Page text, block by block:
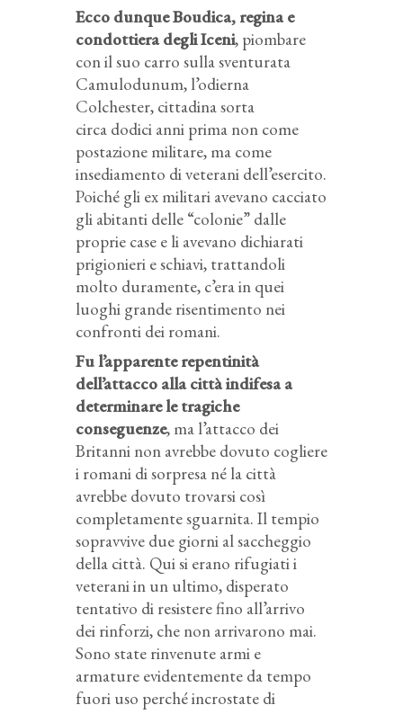
Ecco dunque Boudica, regina e
condottiera degli Iceni, piombare
con il suo carro sulla sventurata
Camulodunum, l’odierna
Colchester, cittadina sorta
circa dodici anni prima non come
postazione militare, ma come
insediamento di veterani dell’esercito.
Poiché gli ex militari avevano cacciato
gli abitanti delle “colonie” dalle
proprie case e li avevano dichiarati
prigionieri e schiavi, trattandoli
molto duramente, c’era in quei
luoghi grande risentimento nei
confronti dei romani.
Fu l’apparente repentinità
dell’attacco alla città indifesa a
determinare le tragiche
conseguenze, ma l’attacco dei
Britanni non avrebbe dovuto cogliere
i romani di sorpresa né la città
avrebbe dovuto trovarsi così
completamente sguarnita. Il tempio
sopravvive due giorni al saccheggio
della città. Qui si erano rifugiati i
veterani in un ultimo, disperato
tentativo di resistere fino all’arrivo
dei rinforzi, che non arrivarono mai.
Sono state rinvenute armi e
armature evidentemente da tempo
fuori uso perché incrostate di